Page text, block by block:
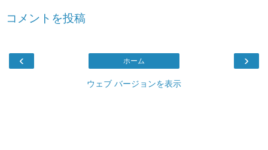
コメントを投稿
‹ ›
ホーム
ウェブ バージョンを表示